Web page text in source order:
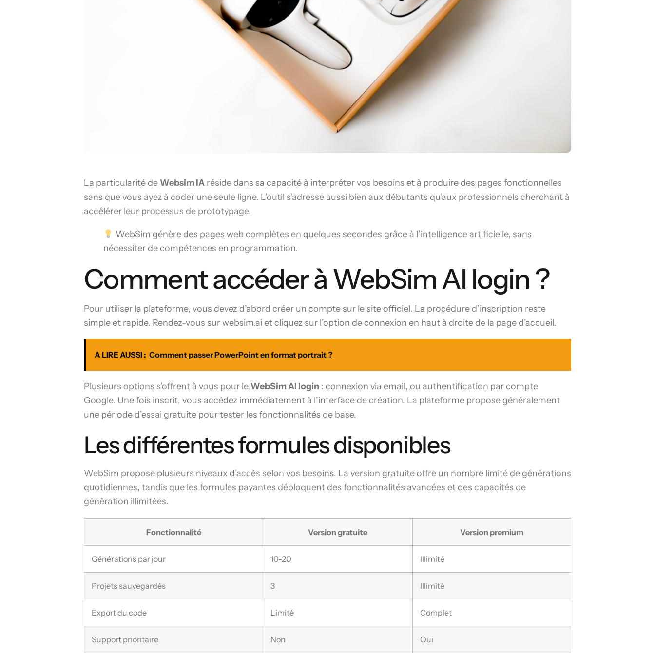
La particularité deWebsim IA réside dans sa capacité à interpréter vos besoins et à produire des pages fonctionnelles
sans que vous ayez à coder une seule ligne. L’outil s’adresse aussi bien aux débutants qu’aux professionnels cherchant à
accélérer leur processus de prototypage.
WebSim génère des pages web complètes en quelques secondes grâce à l’intelligence artificielle, sans
nécessiter de compétences en programmation.
Comment accéder à WebSim AI login ?
Pour utiliser la plateforme, vous devez d’abord créer un compte sur le site officiel. La procédure d’inscription reste
simple et rapide. Rendez-vous sur websim.ai et cliquez sur l’option de connexion en haut à droite de la page d’accueil.
A LIRE AUSSI : Comment passer PowerPoint en format portrait ?
Plusieurs options s’offrent à vous pour leWebSim AI login : connexion via email, ou authentification par compte
Google. Une fois inscrit, vous accédez immédiatement à l’interface de création. La plateforme propose généralement
une période d’essai gratuite pour tester les fonctionnalités de base.
Les différentes formules disponibles
WebSim propose plusieurs niveaux d’accès selon vos besoins. La version gratuite offre un nombre limité de générations
quotidiennes, tandis que les formules payantes débloquent des fonctionnalités avancées et des capacités de
génération illimitées.
Fonctionnalité Version gratuite Version premium
Générations par jour 10-20 Illimité
Projets sauvegardés 3 Illimité
Export du code Limité Complet
Support prioritaire Non Oui